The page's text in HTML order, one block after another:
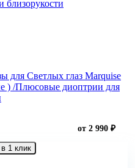
для Светлых глаз Marquise
) /Плюсовые диоптрии для
от 2 990 ₽
1 клик